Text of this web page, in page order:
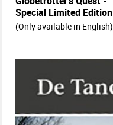
Special Limited Edition
(Only available in English)